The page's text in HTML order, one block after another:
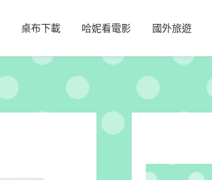
桌布下載 哈妮看電影 國外旅遊